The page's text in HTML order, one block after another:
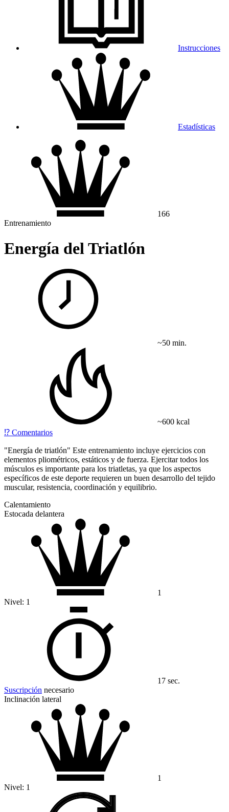
Instrucciones
Estadísticas
166
Entrenamiento
Energía del Triatlón
~50 min.
~600 kcal
⁉️ Comentarios
"Energía de triatlón" Este entrenamiento incluye ejercicios con
elementos pliométricos, estáticos y de fuerza. Ejercitar todos los
músculos es importante para los triatletas, ya que los aspectos
específicos de este deporte requieren un buen desarrollo del tejido
muscular, resistencia, coordinación y equilibrio.
Calentamiento
Estocada delantera
1
Nivel: 1
17 sec.
Suscripción necesario
Inclinación lateral
1
Nivel: 1